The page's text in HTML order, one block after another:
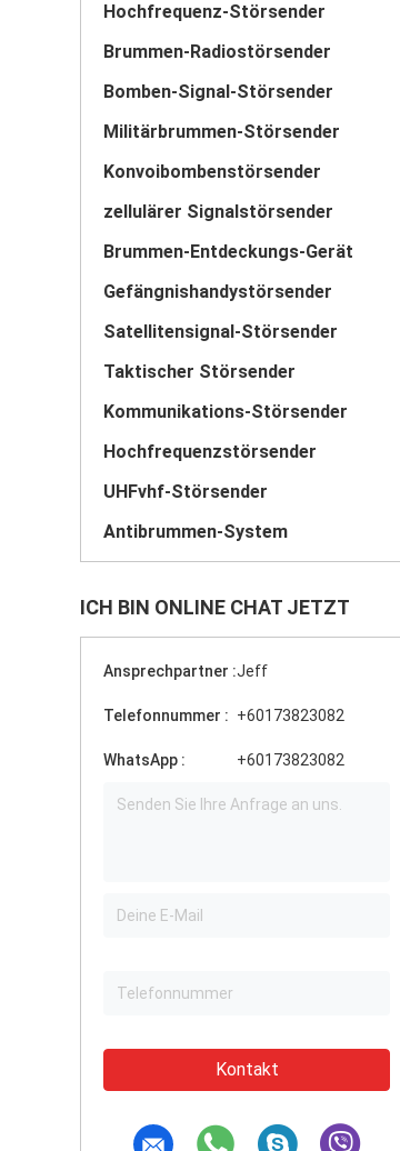
Hochfrequenz-Störsender
Brummen-Radiostörsender
Bomben-Signal-Störsender
Militärbrummen-Störsender
Konvoibombenstörsender
zellulärer Signalstörsender
Brummen-Entdeckungs-Gerät
Gefängnishandystörsender
Satellitensignal-Störsender
Taktischer Störsender
Kommunikations-Störsender
Hochfrequenzstörsender
UHFvhf-Störsender
Antibrummen-System
ICH BIN ONLINE CHAT JETZT
Ansprechpartner :Jeff
Telefonnummer : +60173823082
WhatsApp : +60173823082
Kontakt